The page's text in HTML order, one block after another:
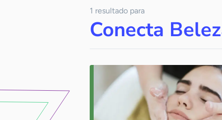
Notícias
1 resultado para
Conecta